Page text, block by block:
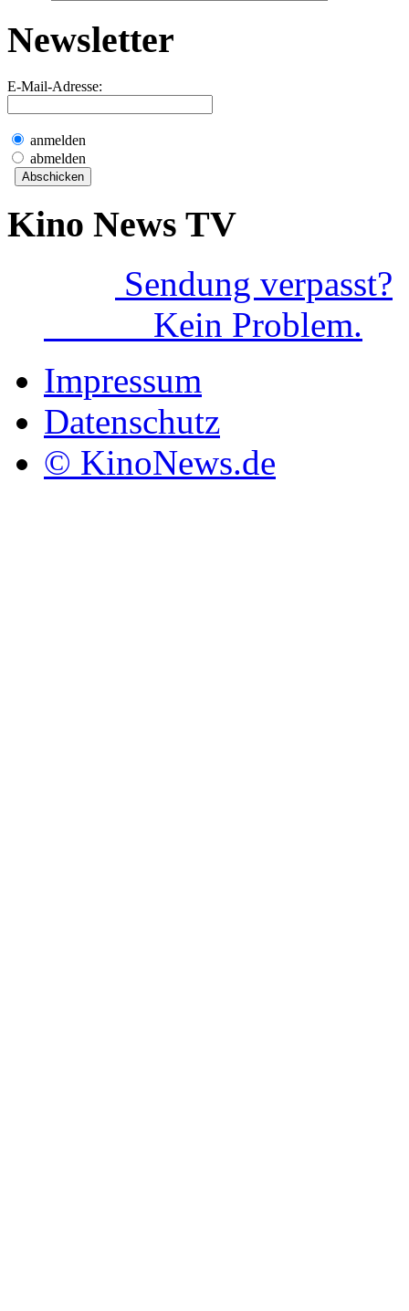
Newsletter
E-Mail-Adresse:
anmelden
abmelden
Kino News TV
Sendung verpasst?
Kein Problem.
Impressum
Datenschutz
© KinoNews.de